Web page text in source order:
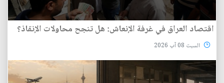
اقتصاد العراق في غرفة الإنعاش: هل تنجح محاولات الإنقاذ؟
السبت 08 آب 2026